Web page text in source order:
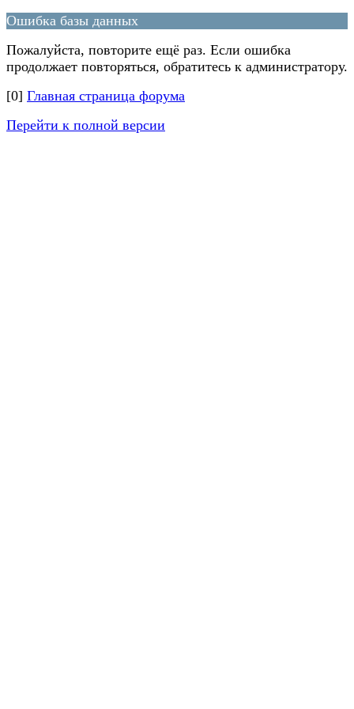
Ошибка базы данных
Пожалуйста, повторите ещё раз. Если ошибка
продолжает повторяться, обратитесь к администратору.
[0] Главная страница форума
Перейти к полной версии